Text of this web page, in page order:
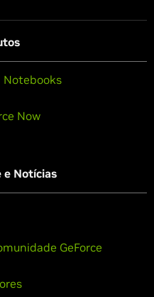
Notebooks
Now
e Notícias
GeForce